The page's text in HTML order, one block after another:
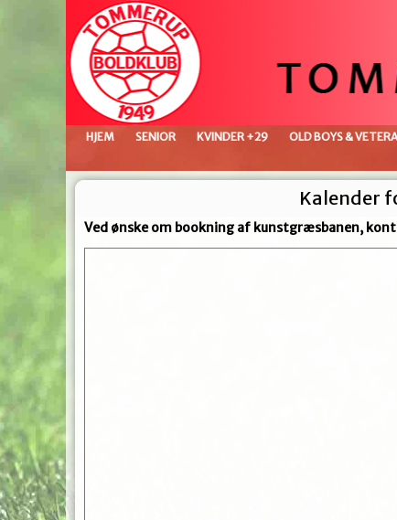
HJEM SENIOR KVINDER +29 OLD BOYS &
Kalender
Ved ønske om bookning af kunstgræsbanen,